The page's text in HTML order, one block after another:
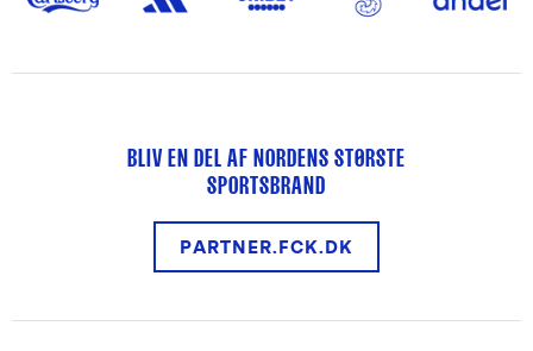
BLIV EN DEL AF NORDENS STØRSTE
SPORTSBRAND
PARTNER.FCK.DK